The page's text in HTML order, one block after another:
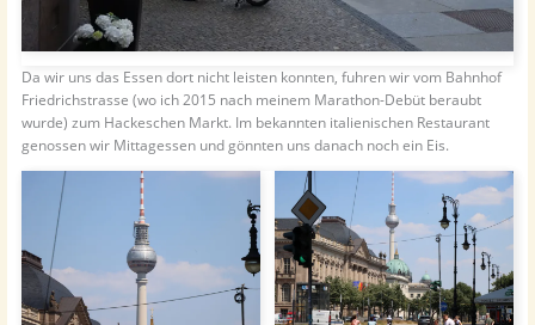
Da wir uns das Essen dort nicht leisten konnten, fuhren wir vom Bahnhof
Friedrichstrasse (wo ich 2015 nach meinem Marathon-Debüt beraubt
wurde) zum Hackeschen Markt. Im bekannten italienischen Restaurant
genossen wir Mittagessen und gönnten uns danach noch ein Eis.